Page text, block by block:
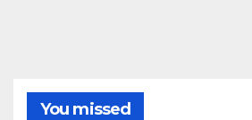
You missed